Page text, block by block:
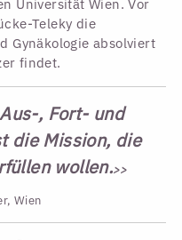
Universität Wien. Vor
Teleky die
Gynäkologie absolviert
findet.
, Fort- und
die Mission, die
wollen.>>
Wien